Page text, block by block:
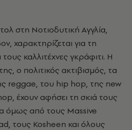
στη Νοτιοδυτική Αγγλία,
χαρακτηρίζεται για τη
καλλιτέχνες γκράφιτι. Η
ο πολιτικός ακτιβισμός, τα
reggae, του hip hop, της new
έχουν αφήσει τη σκιά τους
όμως από τους Massive
τους Kosheen και όλους